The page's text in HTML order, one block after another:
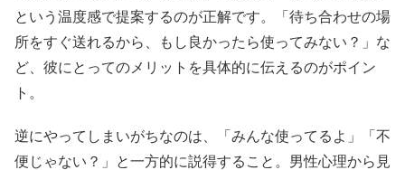
という温度感で提案するのが正解です。「待ち合わせの場
所をすぐ送れるから、もし良かったら使ってみない？」な
ど、彼にとってのメリットを具体的に伝えるのがポイン
ト。
逆にやってしまいがちなのは、「みんな使ってるよ」「不
便じゃない？」と一方的に説得すること。男性心理から見